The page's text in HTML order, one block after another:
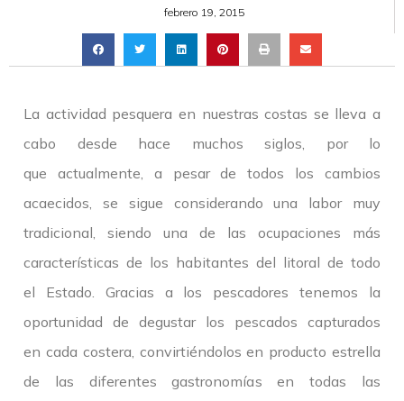
febrero 19, 2015
La actividad pesquera en nuestras costas se lleva a
cabo desde hace muchos siglos, por lo
que actualmente, a pesar de todos los cambios
acaecidos, se sigue considerando una labor muy
tradicional, siendo una de las ocupaciones más
características de los habitantes del litoral de todo
el Estado. Gracias a los pescadores tenemos la
oportunidad de degustar los pescados capturados
en cada costera, convirtiéndolos en producto estrella
de las diferentes gastronomías en todas las